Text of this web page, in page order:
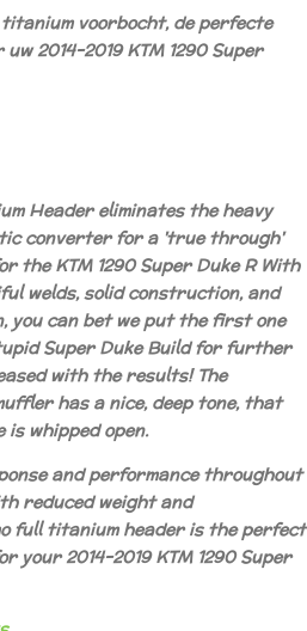
titanium voorbocht, de perfecte
2014-2019 KTM 1290 Super
Header eliminates the heavy
converter for a 'true through'
the KTM 1290 Super Duke R With
welds, solid construction, and
you can bet we put the first one
Super Duke Build for further
with the results! The
has a nice, deep tone, that
whipped open.
and performance throughout
reduced weight and
full titanium header is the perfect
your 2014-2019 KTM 1290 Super